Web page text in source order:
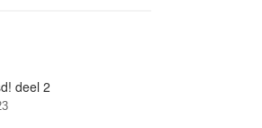
deel 2